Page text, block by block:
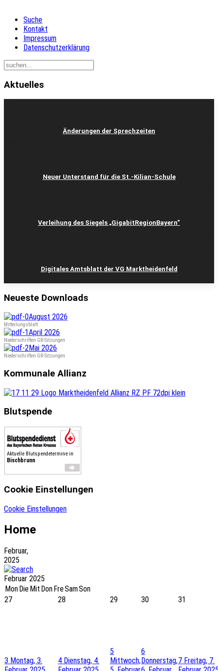
Suche
Kontakt
Impressum
Datenschutzerklärung
Aktuelles
Änderungen der Sprechzeiten
Neuer Unterstand für die St.-Kilian-Schule
Verleihung des Siegels „GigabitRegionBayern“
Digitales Amtsblatt der VG Marktheidenfeld
Neueste Downloads
August 2026
Mitteilungsblatt
April 2026
Niederschriften GR-Sitzungen
Mai 2026
Niederschriften GR-Sitzungen
Kommunale Allianz
Blutspende
Aktuelle Blutspendetermine in
Bischbrunn
Cookie Einstellungen
Cookie Einstellungen
Home
Februar,
2025
Februar 2025
Mon Die Mit Don FreSamSon
27
28 29 30 31
3 Montag, 3.
4 Dienstag, 4.
5
Mittwoch,
6
Donnerstag,7 Freitag, 7.